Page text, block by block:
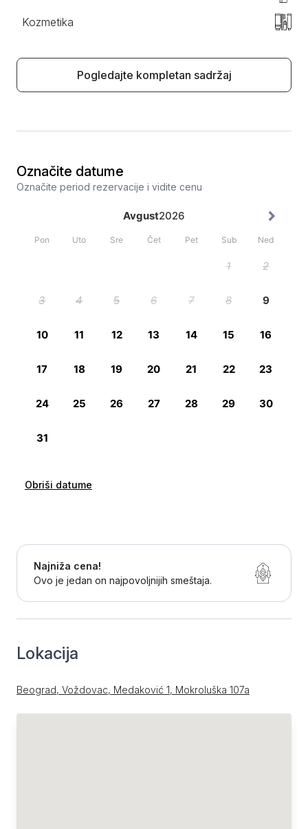
Kozmetika
Pogledajte kompletan sadržaj
Označite datume
Označite period rezervacije i vidite cenu
Obriši datume
Najniža cena!
Ovo je jedan on najpovoljnijih smeštaja.
Lokacija
Beograd, Voždovac, Medaković 1, Mokroluška 107a